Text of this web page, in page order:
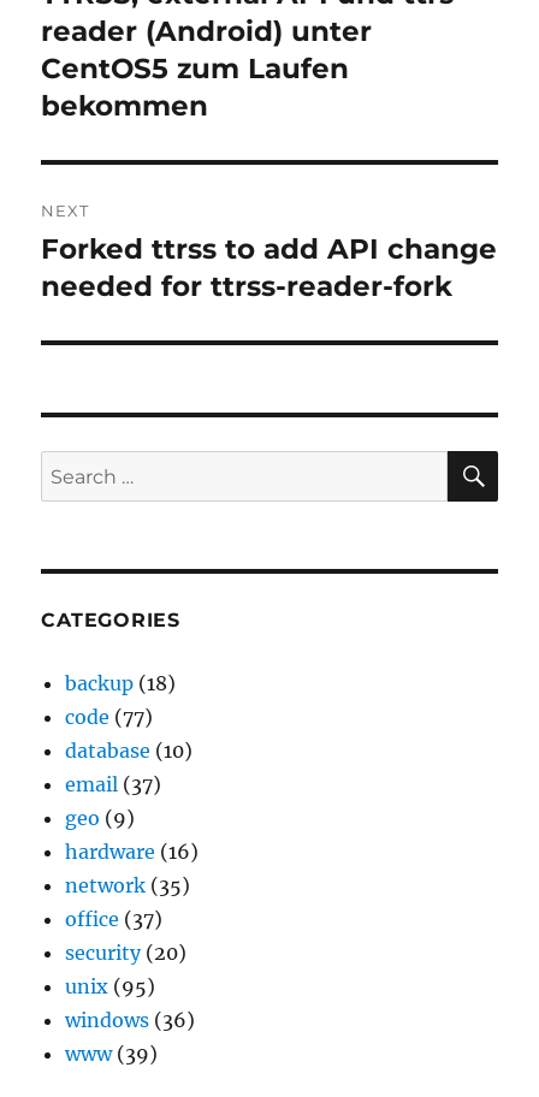
post:
reader (Android) unter
CentOS5 zum Laufen
bekommen
NEXT
Next
post:
Forked ttrss to add API change
needed for ttrss-reader-fork
Search
for:
CATEGORIES
backup (18)
code (77)
database (10)
email (37)
geo (9)
hardware (16)
network (35)
office (37)
security(20)
unix (95)
windows (36)
www(39)